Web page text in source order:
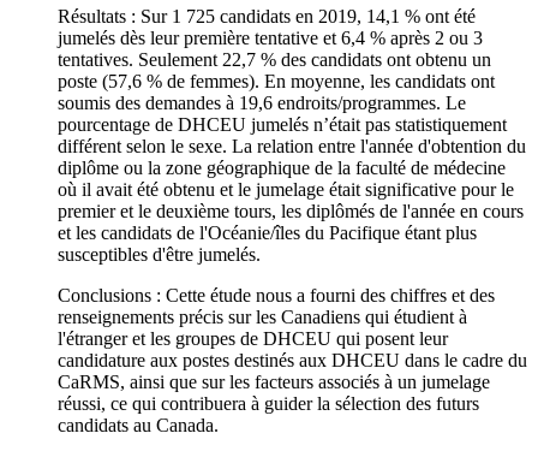
Résultats : Sur 1 725 candidats en 2019, 14,1 % ont été
jumelés dès leur première tentative et 6,4 % après 2 ou 3
tentatives. Seulement 22,7 % des candidats ont obtenu un
poste (57,6 % de femmes). En moyenne, les candidats ont
soumis des demandes à 19,6 endroits/programmes. Le
pourcentage de DHCEU jumelés n’était pas statistiquement
différent selon le sexe. La relation entre l'année d'obtention du
diplôme ou la zone géographique de la faculté de médecine
où il avait été obtenu et le jumelage était significative pour le
premier et le deuxième tours, les diplômés de l'année en cours
et les candidats de l'Océanie/îles du Pacifique étant plus
susceptibles d'être jumelés.
Conclusions : Cette étude nous a fourni des chiffres et des
renseignements précis sur les Canadiens qui étudient à
l'étranger et les groupes de DHCEU qui posent leur
candidature aux postes destinés aux DHCEU dans le cadre du
CaRMS, ainsi que sur les facteurs associés à un jumelage
réussi, ce qui contribuera à guider la sélection des futurs
candidats au Canada.